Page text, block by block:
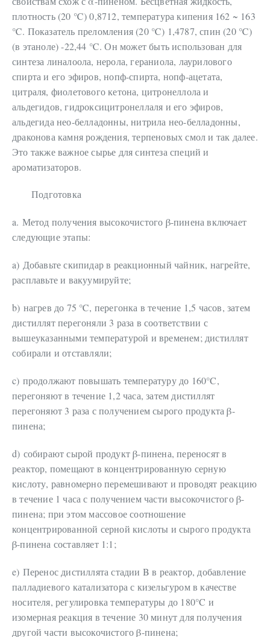
плотность (20 ℃) 0,8712, температура кипения 162 ~ 163
℃. Показатель преломления (20 ℃) 1,4787, спин (20 ℃)
(в этаноле) -22,44 ℃. Он может быть использован для
синтеза линалоола, нерола, гераниола, лаурилового
спирта и его эфиров, нопф-спирта, нопф-ацетата,
цитраля, фиолетового кетона, цитронеллола и
альдегидов, гидроксицитронеллаля и его эфиров,
альдегида нео-белладонны, нитрила нео-белладонны,
драконова камня рождения, терпеновых смол и так далее.
Это также важное сырье для синтеза специй и
ароматизаторов.
Подготовка
a. Метод получения высокочистого β-пинена включает
следующие этапы:
a) Добавьте скипидар в реакционный чайник, нагрейте,
расплавьте и вакуумируйте;
b) нагрев до 75 ℃, перегонка в течение 1,5 часов, затем
дистиллят перегоняли 3 раза в соответствии с
вышеуказанными температурой и временем; дистиллят
собирали и отставляли;
c) продолжают повышать температуру до 160°C,
перегоняют в течение 1,2 часа, затем дистиллят
перегоняют 3 раза с получением сырого продукта β-
пинена;
d) собирают сырой продукт β-пинена, переносят в
реактор, помещают в концентрированную серную
кислоту, равномерно перемешивают и проводят реакцию
в течение 1 часа с получением части высокочистого β-
пинена; при этом массовое соотношение
концентрированной серной кислоты и сырого продукта
β-пинена составляет 1:1;
e) Перенос дистиллята стадии B в реактор, добавление
палладиевого катализатора с кизельгуром в качестве
носителя, регулировка температуры до 180°C и
изомерная реакция в течение 30 минут для получения
другой части высокочистого β-пинена;